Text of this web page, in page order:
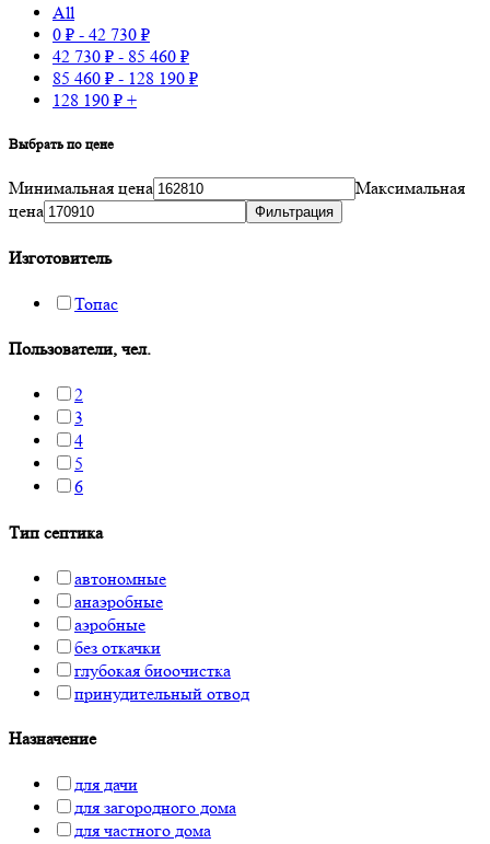
All
0 ₽ - 42 730 ₽
42 730 ₽ - 85 460 ₽
85 460 ₽ - 128 190 ₽
128 190 ₽ +
Выбрать по цене
Минимальная цена
Максимальная
цена
Фильтрация
Изготовитель
Топас
Пользователи, чел.
2
3
4
5
6
Тип септика
автономные
анаэробные
аэробные
без откачки
глубокая биоочистка
принудительный отвод
Назначение
для дачи
для загородного дома
для частного дома